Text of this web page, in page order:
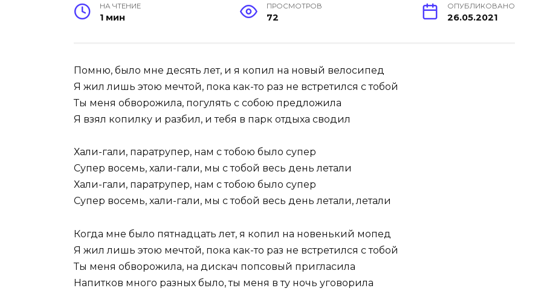
НА ЧТЕНИЕ
1 мин
ПРОСМОТРОВ
72
ОПУБЛИКОВАНО
26.05.2021
Помню, было мне десять лет, и я копил на новый велосипед
Я жил лишь этою мечтой, пока как-то раз не встретился с тобой
Ты меня обворожила, погулять с собою предложила
Я взял копилку и разбил, и тебя в парк отдыха сводил
Хали-гали, паратрупер, нам с тобою было супер
Супер восемь, хали-гали, мы с тобой весь день летали
Хали-гали, паратрупер, нам с тобою было супер
Супер восемь, хали-гали, мы с тобой весь день летали, летали
Когда мне было пятнадцать лет, я копил на новенький мопед
Я жил лишь этою мечтой, пока как-то раз не встретился с тобой
Ты меня обворожила, на дискач попсовый пригласила
Напитков много разных было, ты меня в ту ночь уговорила